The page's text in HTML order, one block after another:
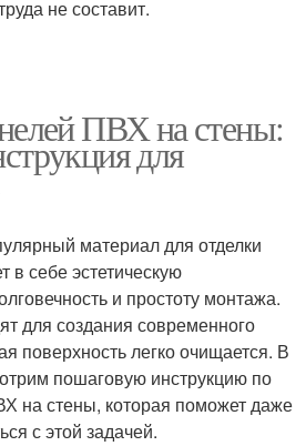
не составит.
ПВХ на стены:
для
материал для отделки
в себе эстетическую
и простоту монтажа.
для создания современного
поверхность легко очищается. В
пошаговую инструкцию по
на стены, которая поможет даже
с этой задачей.